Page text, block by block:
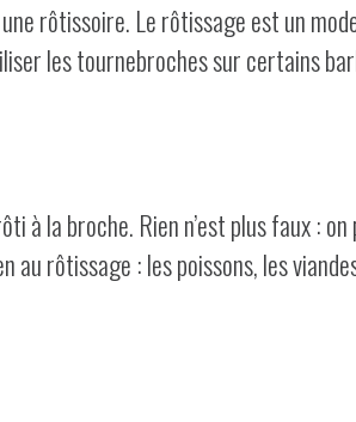
rôtissoire. Le rôtissage est un
les tournebroches sur certains
à la broche. Rien n’est plus faux :
au rôtissage : les poissons, les